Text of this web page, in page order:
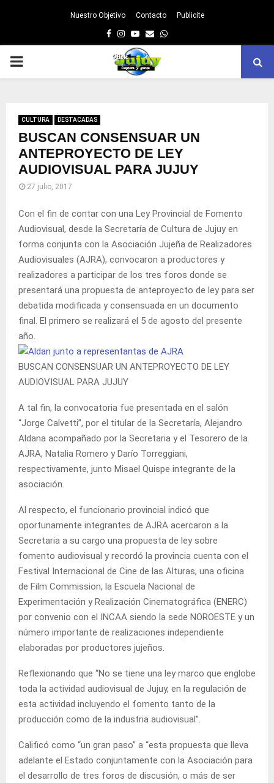
Nuestro Objetivo Contacto Publicite
Facebook
Instagram
Youtube
EmailWhatsapp
PRIMARY
CULTURA DESTACADAS
BUSCAN CONSENSUAR UN
ANTEPROYECTO DE LEY
AUDIOVISUAL PARA JUJUY
27 julio, 2017
Con el fin de contar con una Ley Provincial de Fomento
Audiovisual, desde la Secretaría de Cultura de Jujuy en
forma conjunta con la Asociación Jujeña de Realizadores
Audiovisuales (AJRA), convocaron a productores y
realizadores a participar de los tres foros donde se
presentará una propuesta de anteproyecto de ley para ser
debatida modificada y consensuada en un documento
final. El primero se realizará el 5 de agosto del presente
año.
BUSCAN CONSENSUAR UN ANTEPROYECTO DE LEY
AUDIOVISUAL PARA JUJUY
A tal fin, la convocatoria fue presentada en el salón
“Jorge Calvetti”, por el titular de la Secretaría, Alejandro
Aldana acompañado por la Secretaria y el Tesorero de la
AJRA, Natalia Romero y Darío Torreggiani,
respectivamente, junto Misael Quispe integrante de la
asociación.
Al respecto, el funcionario provincial indicó que
oportunamente integrantes de AJRA acercaron a la
Secretaria a su cargo una propuesta de ley sobre
fomento audiovisual y recordó la provincia cuenta con el
Festival Internacional de Cine de las Alturas, una oficina
de Film Commission, la Escuela Nacional de
Experimentación y Realización Cinematográfica (ENERC)
por convenio con el INCAA siendo la sede NOROESTE y un
número importante de realizaciones independiente
elaboradas por productores jujeños.
Reflexionando que “No se tiene una ley marco que englobe
toda la actividad audiovisual de Jujuy, en la regulación de
esta actividad incluyendo el fomento tanto de la
producción como de la industria audiovisual”.
Calificó como “un gran paso” a “esta propuesta que lleva
adelante el Estado conjuntamente con la Asociación para
el desarrollo de tres foros de discusión, o más de ser